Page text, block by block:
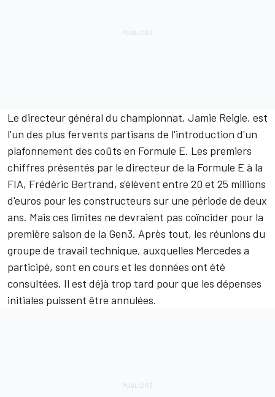
Le directeur général du championnat, Jamie Reigle, est
l'un des plus fervents partisans de l'introduction d'un
plafonnement des coûts en Formule E. Les premiers
chiffres présentés par le directeur de la Formule E à la
FIA, Frédéric Bertrand, s'élèvent entre 20 et 25 millions
d'euros pour les constructeurs sur une période de deux
ans. Mais ces limites ne devraient pas coïncider pour la
première saison de la Gen3. Après tout, les réunions du
groupe de travail technique, auxquelles Mercedes a
participé, sont en cours et les données ont été
consultées. Il est déjà trop tard pour que les dépenses
initiales puissent être annulées.